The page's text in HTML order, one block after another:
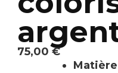
75,00 €